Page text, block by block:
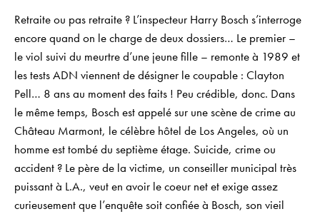
Retraite ou pas retraite ? L’inspecteur Harry Bosch s’interroge
encore quand on le charge de deux dossiers… Le premier –
le viol suivi du meurtre d’une jeune fille – remonte à 1989 et
les tests ADN viennent de désigner le coupable : Clayton
Pell… 8 ans au moment des faits ! Peu crédible, donc. Dans
le même temps, Bosch est appelé sur une scène de crime au
Château Marmont, le célèbre hôtel de Los Angeles, où un
homme est tombé du septième étage. Suicide, crime ou
accident ? Le père de la victime, un conseiller municipal très
puissant à L.A., veut en avoir le coeur net et exige assez
curieusement que l’enquête soit confiée à Bosch, son vieil